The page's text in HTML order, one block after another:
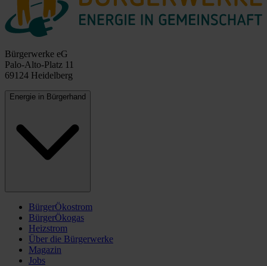
Bürgerwerke eG
Palo-Alto-Platz 11
69124 Heidelberg
Energie in Bürgerhand
BürgerÖkostrom
BürgerÖkogas
Heizstrom
Über die Bürgerwerke
Magazin
Jobs